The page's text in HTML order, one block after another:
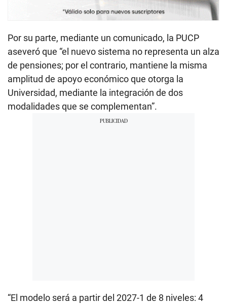
Por su parte, mediante un comunicado, la PUCP
aseveró que “el nuevo sistema no representa un alza
de pensiones; por el contrario, mantiene la misma
amplitud de apoyo económico que otorga la
Universidad, mediante la integración de dos
modalidades que se complementan”.
“El modelo será a partir del 2027-1 de 8 niveles: 4